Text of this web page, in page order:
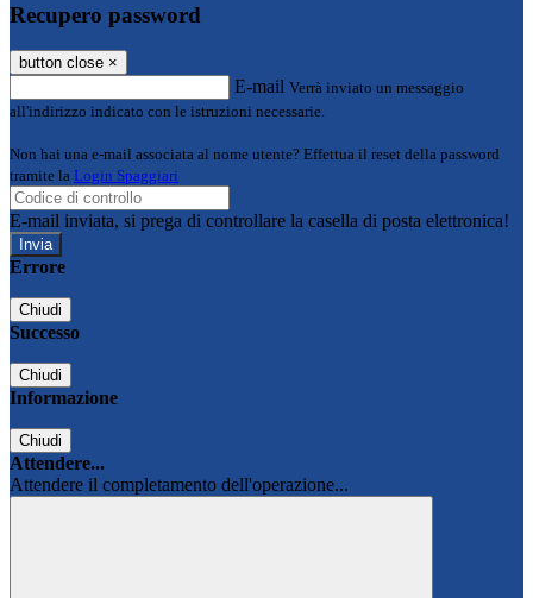
Recupero password
button close ×
E-mail Verrà inviato un messaggio
all'indirizzo indicato con le istruzioni necessarie.
Non hai una e-mail associata al nome utente? Effettua il reset della password
tramite la Login Spaggiari
E-mail inviata, si prega di controllare la casella di posta elettronica!
Errore
Chiudi
Successo
Chiudi
Informazione
Chiudi
Attendere...
Attendere il completamento dell'operazione...